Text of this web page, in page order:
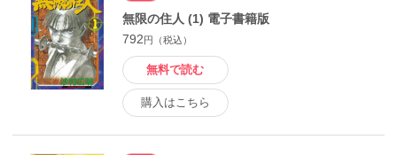
無限の住人 (1) 電子書籍版
792 円（税込）
無料で読む
購入はこちら